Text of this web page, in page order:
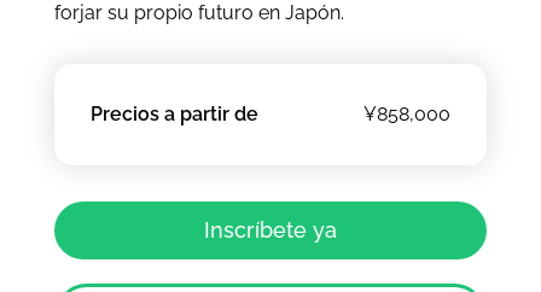
forjar su propio futuro en Japón.
Precios a partir de ¥858,000
Inscríbete ya